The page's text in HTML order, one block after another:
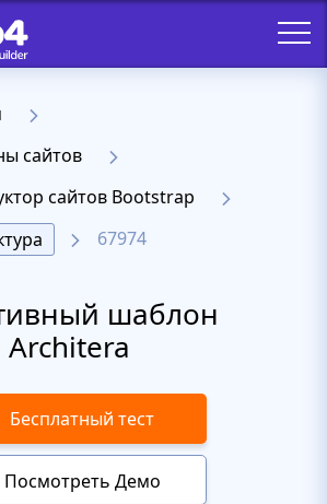
сайтов
сайтов Bootstrap
67974
шаблон
Architera
Бесплатный тест
Посмотреть Демо